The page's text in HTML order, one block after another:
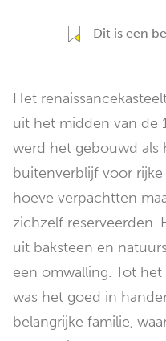
Dit is een
Het
uit het midden van de
werd het gebouwd als
buitenverblijf voor
hoeve verpachtten
zichzelf reserveerden.
uit baksteen en
een omwalling. Tot
was het goed in
belangrijke familie,